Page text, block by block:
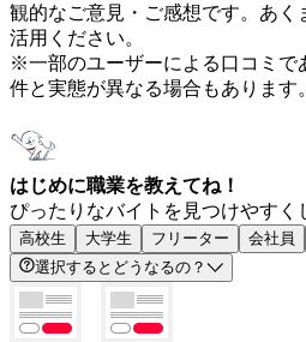
観的なご意見・ご感想です。あ
活用ください。
※一部のユーザーによる口コミで
件と実態が異なる場合もあります。
はじめに職業を教えてね！
ぴったりなバイトを見つけやすく
高校生 大学生 フリーター 会社員
選択するとどうなるの？